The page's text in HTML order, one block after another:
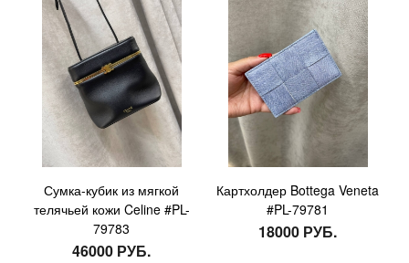
Сумка-кубик из мягкой
телячьей кожи Celine #PL-
79783
46000 РУБ.
Картхолдер Bottega Veneta
#PL-79781
18000 РУБ.